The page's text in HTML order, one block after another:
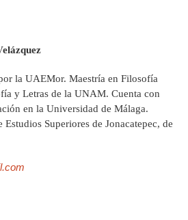
la UAEMor. Maestría en Filosofía
y Letras de la UNAM. Cuenta con
en la Universidad de Málaga.
Estudios Superiores de Jonacatepec, de